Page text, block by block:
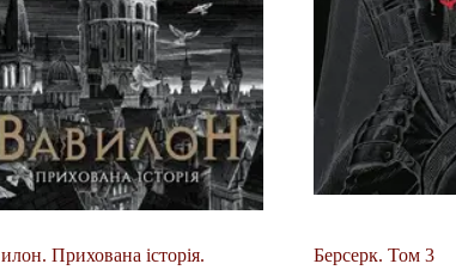
Прихована історія.
Берсерк. Том 3